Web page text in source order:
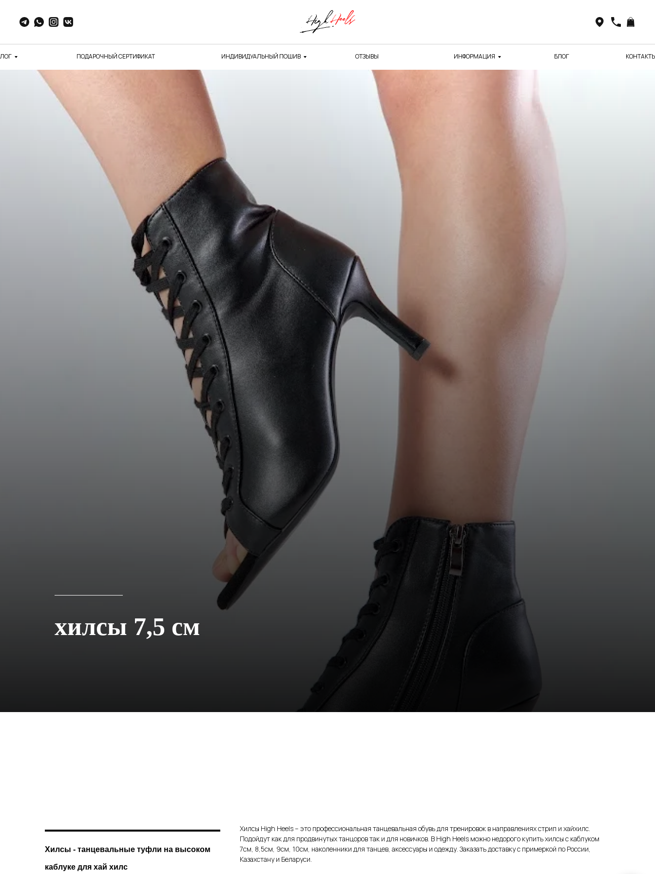
Запишись на бесплатную консультацию и
получи 10% скидку на покупку (действует 24
часа)
Оставь заявку и мы отправим тебе промокод
Email
Имя
Телефон
Нажимая на кнопку, вы даете согласие на обработку своих
персональных данных согласно 152-ФЗ.
Подробнее
ПОДАРОЧНЫЙ СЕРТИФИКАТ ИНДИВИДУАЛЬНЫЙ ПОШИВ ОТЗЫВЫ ИНФОРМАЦИЯ БЛОГ
хилсы 7,5 см
Хилсы - танцевальные туфли на высоком
каблуке для хай хилс
Хилсы High Heels – это профессиональная танцевальная обувь для тренировок в направлениях стрип и хайхилс.
Подойдут как для продвинутых танцоров так и для новичков. В High Heels можно недорого купить хилсы с каблуком
7см, 8,5см, 9см, 10см, наколенники для танцев, аксессуары и одежду. Заказать доставку с примеркой по России,
Казахстану и Беларуси.